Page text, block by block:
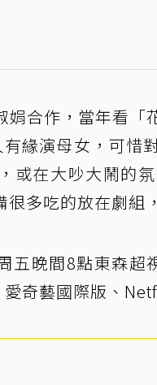
合作，當年看「
緣演母女，可惜
或在大吵大鬧的
多吃的放在劇組
五晚間8點東森
奇藝國際版、